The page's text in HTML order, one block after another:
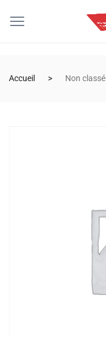
Accueil Non classé